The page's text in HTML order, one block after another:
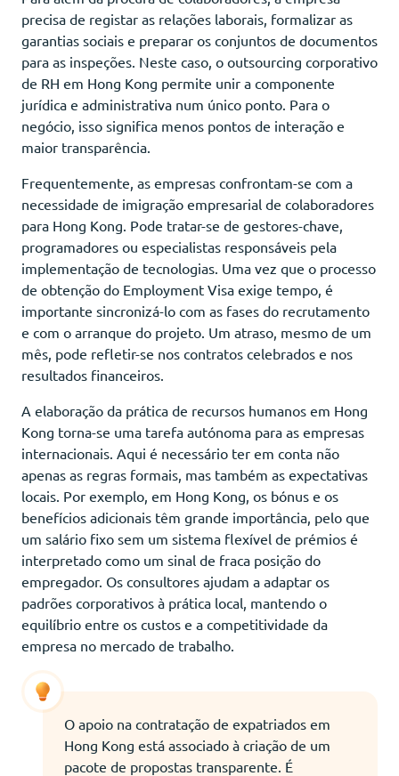
precisa de registar as relações laborais, formalizar as
garantias sociais e preparar os conjuntos de documentos
para as inspeções. Neste caso, o outsourcing corporativo
de RH em Hong Kong permite unir a componente
jurídica e administrativa num único ponto. Para o
negócio, isso significa menos pontos de interação e
maior transparência.
Frequentemente, as empresas confrontam-se com a
necessidade de imigração empresarial de colaboradores
para Hong Kong. Pode tratar-se de gestores-chave,
programadores ou especialistas responsáveis pela
implementação de tecnologias. Uma vez que o processo
de obtenção do Employment Visa exige tempo, é
importante sincronizá-lo com as fases do recrutamento
e com o arranque do projeto. Um atraso, mesmo de um
mês, pode refletir-se nos contratos celebrados e nos
resultados financeiros.
A elaboração da prática de recursos humanos em Hong
Kong torna-se uma tarefa autónoma para as empresas
internacionais. Aqui é necessário ter em conta não
apenas as regras formais, mas também as expectativas
locais. Por exemplo, em Hong Kong, os bónus e os
benefícios adicionais têm grande importância, pelo que
um salário fixo sem um sistema flexível de prémios é
interpretado como um sinal de fraca posição do
empregador. Os consultores ajudam a adaptar os
padrões corporativos à prática local, mantendo o
equilíbrio entre os custos e a competitividade da
empresa no mercado de trabalho.
O apoio na contratação de expatriados em
Hong Kong está associado à criação de um
pacote de propostas transparente. É